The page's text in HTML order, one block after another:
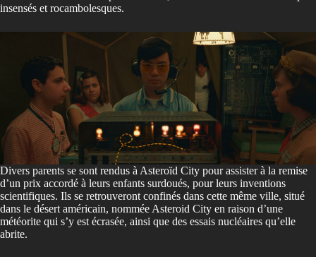
insensés et rocambolesques.
Divers parents se sont rendus à Asteroïd City pour assister à la remise
d’un prix accordé à leurs enfants surdoués, pour leurs inventions
scientifiques. Ils se retrouveront confinés dans cette même ville, situé
dans le désert américain, nommée Asteroid City en raison d’une
météorite qui s’y est écrasée, ainsi que des essais nucléaires qu’elle
abrite.